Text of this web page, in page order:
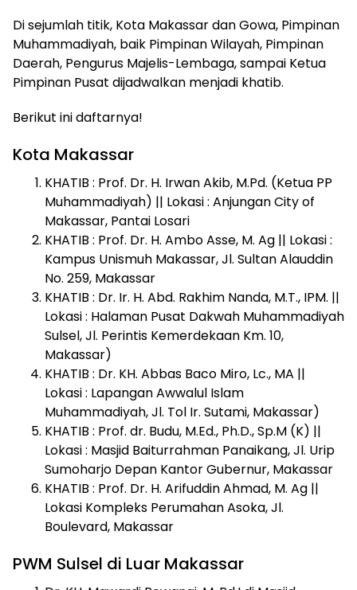
Di sejumlah titik, Kota Makassar dan Gowa, Pimpinan
Muhammadiyah, baik Pimpinan Wilayah, Pimpinan
Daerah, Pengurus Majelis-Lembaga, sampai Ketua
Pimpinan Pusat dijadwalkan menjadi khatib.
Berikut ini daftarnya!
Kota Makassar
KHATIB : Prof. Dr. H. Irwan Akib, M.Pd. (Ketua PP
Muhammadiyah) || Lokasi : Anjungan City of
Makassar, Pantai Losari
KHATIB : Prof. Dr. H. Ambo Asse, M. Ag || Lokasi :
Kampus Unismuh Makassar, Jl. Sultan Alauddin
No. 259, Makassar
KHATIB : Dr. Ir. H. Abd. Rakhim Nanda, M.T., IPM. ||
Lokasi : Halaman Pusat Dakwah Muhammadiyah
Sulsel, Jl. Perintis Kemerdekaan Km. 10,
Makassar)
KHATIB : Dr. KH. Abbas Baco Miro, Lc., MA ||
Lokasi : Lapangan Awwalul Islam
Muhammadiyah, Jl. Tol Ir. Sutami, Makassar)
KHATIB : Prof. dr. Budu, M.Ed., Ph.D., Sp.M (K) ||
Lokasi : Masjid Baiturrahman Panaikang, Jl. Urip
Sumoharjo Depan Kantor Gubernur, Makassar
KHATIB : Prof. Dr. H. Arifuddin Ahmad, M. Ag ||
Lokasi Kompleks Perumahan Asoka, Jl.
Boulevard, Makassar
PWM Sulsel di Luar Makassar